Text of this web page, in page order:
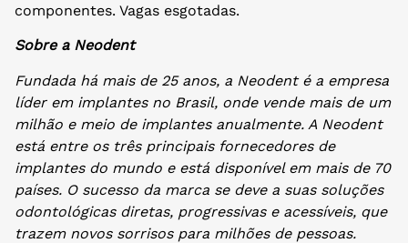
componentes. Vagas esgotadas.
Sobre a Neodent
Fundada há mais de 25 anos, a Neodent é a empresa
líder em implantes no Brasil, onde vende mais de um
milhão e meio de implantes anualmente. A Neodent
está entre os três principais fornecedores de
implantes do mundo e está disponível em mais de 70
países. O sucesso da marca se deve a suas soluções
odontológicas diretas, progressivas e acessíveis, que
trazem novos sorrisos para milhões de pessoas.